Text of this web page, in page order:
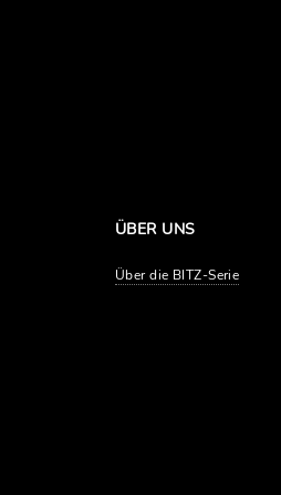
ÜBER UNS
Über die BITZ-Serie